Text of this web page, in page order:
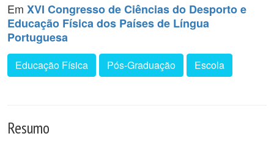
Em XVI Congresso de Ciências do Desporto e
Educação Física dos Países de Língua
Portuguesa
Educação Física Pós-Graduação Escola
Resumo